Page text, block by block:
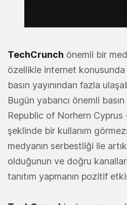
TechCrunch önemli bir
özellikle internet
basın yayınından fazla
Bugün yabancı önemli
Republic of Norhern Cyprus
şeklinde bir kullanım
medyanın serbestliği ile
olduğunun ve doğru
tanıtım yapmanın pozitif